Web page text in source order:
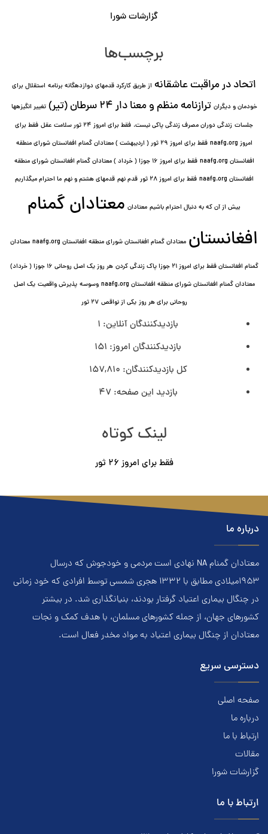
گزارشات شورا
برچسب‌ها
اتحاد در مراقبت عاشقانه از طریق کارکرد قدمهای دوازده⁯گانه برنامه استقلال برای
خودمان و دیگران ترازنامه منظم و معنا دار ٢۴ سرطان (تیر)
تغییر انگیزه⁯ها
جلسات زندگی دوران مصرف زندگی پاکی نیست. فقط برای امروز 24 ثور سلامت عقل
فقط برای
امروز naafg.org
فقط برای امروز ٢٩ ثور ( اردیبهشت ) معتادان گمنام افغانستان شورای منطقه
افغانستان naafg.org
فقط برای امروز ۱۶ جوزا ( خرداد ) معتادان گمنام افغانستان شورای منطقه
افغانستان naafg.org
فقط برای امروز ۲۸ ثور قدم نهم قدمهای هشتم و نهم ما احترام میگذاریم
بیش از آن که به دنبال احترام باشیم معتادان معتادان گمنام
افغانستان معتادان گمنام افغانستان شورای منطقه افغانستان naafg.org معتادان
گمنام افغانستان فقط برای امروز ۲۱ جوزا پاک زندگی کردن
هر روز یک اصل روحانی ۱۶ جوزا ( خرداد)
معتادان گمنام افغانستان شورای منطقه افغانستان naafg.org
وسوسه پذيرش واقعیت یک اصل
روحانی برای هر روز یکی از نواقص ۲۷ ثور
بازدیدکنندگان آنلاین: 1
بازدیدکنندگان امروز: 151
کل بازدیدکنند‌گان: 157,810
بازدید این صفحه: 47
لینک کوتاه
فقط برای امروز ٢۶ ثور
درباره ما
معتادان گمنام NA نهادي است مردمي و خودجوش که درسال
۱۹۵۳ميلادي مطابق با ۱۳۳۲ هجري‌ شمسي توسط افرادي که خود زماني
در چنگال بیماری اعتياد گرفتار بودند، بنيانگذاري شد. در بيشتر
کشور‌هاي جهان، از جمله کشور‌هاي مسلمان، با هدف کمک و نجات
معتادان از چنگال بیماری اعتياد به مواد مخدر فعال است.
دسترسی سریع
صفحه اصلی
درباره ما
ارتباط با ما
مقالات
گزارشات شورا
ارتباط با ما